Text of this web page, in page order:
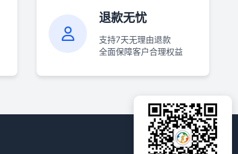
退款无忧
支持7天无理由退款
全面保障客户合理权益